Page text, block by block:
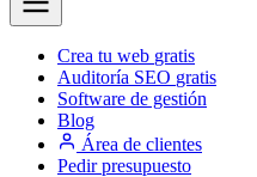
Crea tu web gratis
Auditoría SEO gratis
Software de gestión
Blog
Área de clientes
Pedir presupuesto